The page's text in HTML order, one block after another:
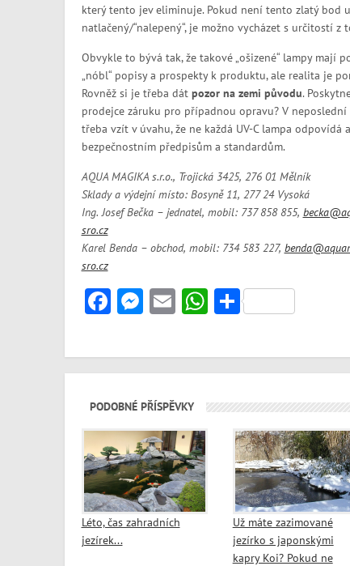
který tento jev eliminuje. Pokud není tento zlatý bod
natlačený/“nalepený“, je možno vycházet s určitostí
Obvykle to bývá tak, že takové „ošizené“ lampy mají
„nóbl“ popisy a prospekty k produktu, ale realita je
Rovněž si je třeba dát pozor na zemi původu.
prodejce záruku pro případnou opravu? V neposlední
třeba vzít v úvahu, že ne každá UV-C lampa odpovídá
bezpečnostním předpisům a standardům.
AQUA MAGIKA s.r.o., Trojická 3425, 276 01 Mělník
Sklady a výdejní místo: Bosyně 11, 277 24 Vysoká
Ing. Josef Bečka – jednatel, mobil: 737 858 855,
sro.cz
Karel Benda – obchod, mobil: 734 583 227,
sro.cz
Facebook
Messenger
EmailWhatsApp
Share
PODOBNÉ PŘÍSPĚVKY
Léto, čas zahradních
jezírek...
Už máte zazimované
jezírko s japonskými
kapry Koi? Pokud ne